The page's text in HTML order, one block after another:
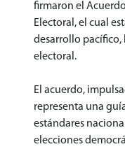
firmaron el
Electoral, el cual
desarrollo pacífico,
electoral.
El acuerdo,
representa una
estándares
elecciones